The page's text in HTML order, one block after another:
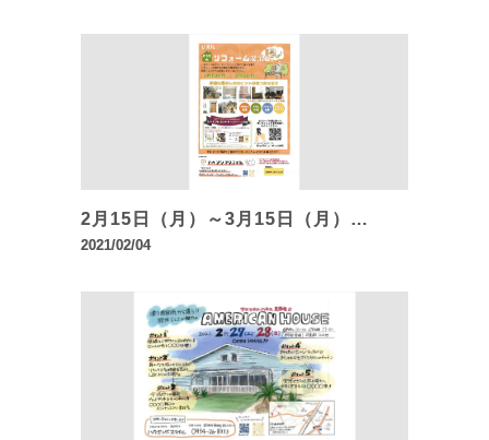
2月15日（月）～3月15日（月）…
2021/02/04